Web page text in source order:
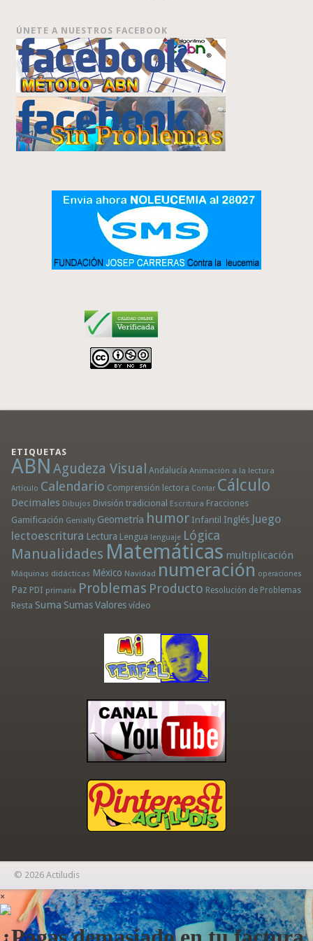
ÚNETE A NUESTROS FACEBOOK
ETIQUETAS
ABN Agudeza Visual Andalucía Animación a la lectura
Artículo Calendario Comprensión lectora Contar Cálculo
Decimales Dibujos División tradicional Escritura Fracciones
Gamificación Genially Geometría humor Infantil Inglés Juego
lectoescritura Lectura Lengua lenguaje Lógica
Manualidades Matemáticas multiplicación
Máquinas didácticas México Navidad numeración operaciones
Paz PDI primaria Problemas Producto Resolución de Problemas
Resta Suma Sumas Valores vídeo
© 2026 Actiludis
×